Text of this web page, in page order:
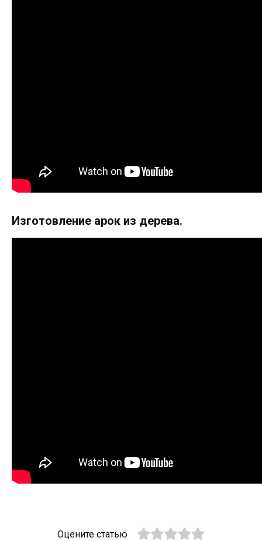
Изготовление арок из дерева.
Оцените статью